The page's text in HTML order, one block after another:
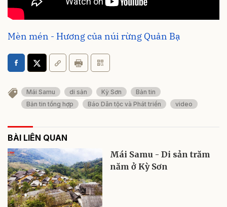
Mèn mén - Hương của núi rừng Quản Bạ
Mái Samu di sản Kỳ Sơn
Bản tin
Bản tin tổng hợp
Báo Dân tộc và Phát triển video
BÀI LIÊN QUAN
Mái Samu - Di sản trăm
năm ở Kỳ Sơn